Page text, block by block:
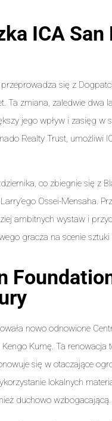
ICA San
się z
Ta zmiana, zaledwie dwa
jego wpływ i zasięg w
Realty Trust, umożliwi
co zbiegnie się z
Ossei-Mensaha.
ambitnych wystaw i
gracza na scenie sztuki
nowo odnowione
Kumę. Ta renowacja
się w otaczające
lokalnych
duchowo wzbogacającą.